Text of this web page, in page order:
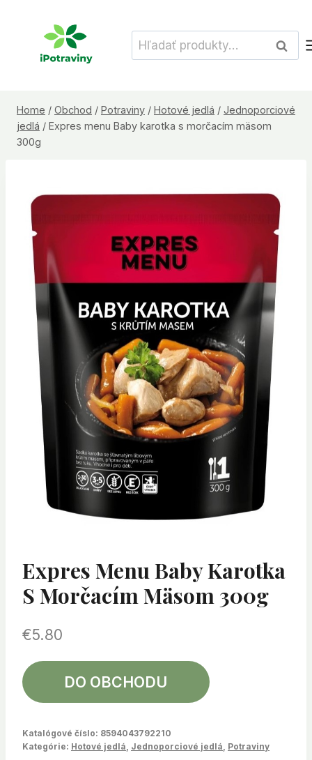
Hľadať:
Home / Obchod / Potraviny / Hotové jedlá / Jednoporciové
jedlá / Expres menu Baby karotka s morčacím mäsom
300g
Expres Menu Baby Karotka
S Morčacím Mäsom 300g
€5.80
DO OBCHODU
Katalógové číslo: 8594043792210
Kategórie: Hotové jedlá, Jednoporciové jedlá, Potraviny